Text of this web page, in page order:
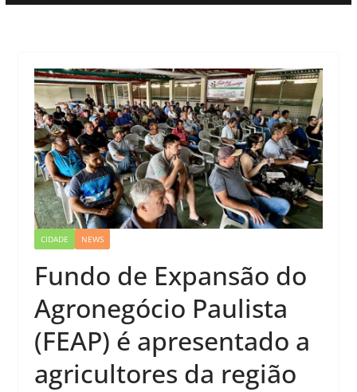
CIDADE NEWS
Fundo de Expansão do
Agronegócio Paulista
(FEAP) é apresentado a
agricultores da região